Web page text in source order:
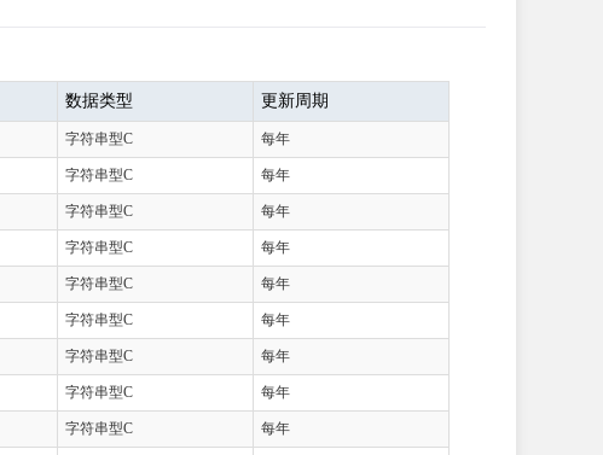
数据类型 更新周期
字符串型C 每年
字符串型C 每年
字符串型C 每年
字符串型C 每年
字符串型C 每年
字符串型C 每年
字符串型C 每年
字符串型C 每年
字符串型C 每年